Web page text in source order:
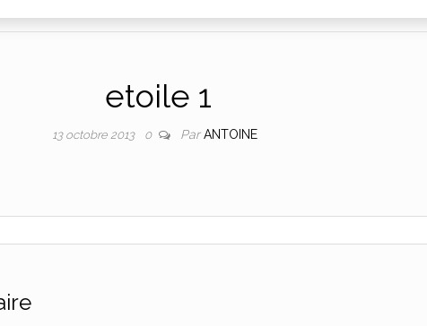
etoile 1
13 octobre 2013 0 ParANTOINE